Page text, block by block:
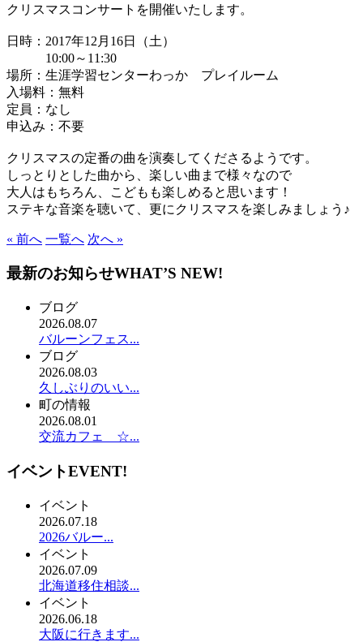
クリスマスコンサートを開催いたします。
日時：2017年12月16日（土）
10:00～11:30
場所：生涯学習センターわっか プレイルーム
入場料：無料
定員：なし
申込み：不要
クリスマスの定番の曲を演奏してくださるようです。
しっとりとした曲から、楽しい曲まで様々なので
大人はもちろん、こどもも楽しめると思います！
ステキな音楽を聴いて、更にクリスマスを楽しみましょう♪
« 前へ 一覧へ 次へ »
最新のお知らせWHAT’S NEW!
ブログ
2026.08.07
バルーンフェス...
ブログ
2026.08.03
久しぶりのいい...
町の情報
2026.08.01
交流カフェ ☆...
イベントEVENT!
イベント
2026.07.18
2026バルー...
イベント
2026.07.09
北海道移住相談...
イベント
2026.06.18
大阪に行きます...